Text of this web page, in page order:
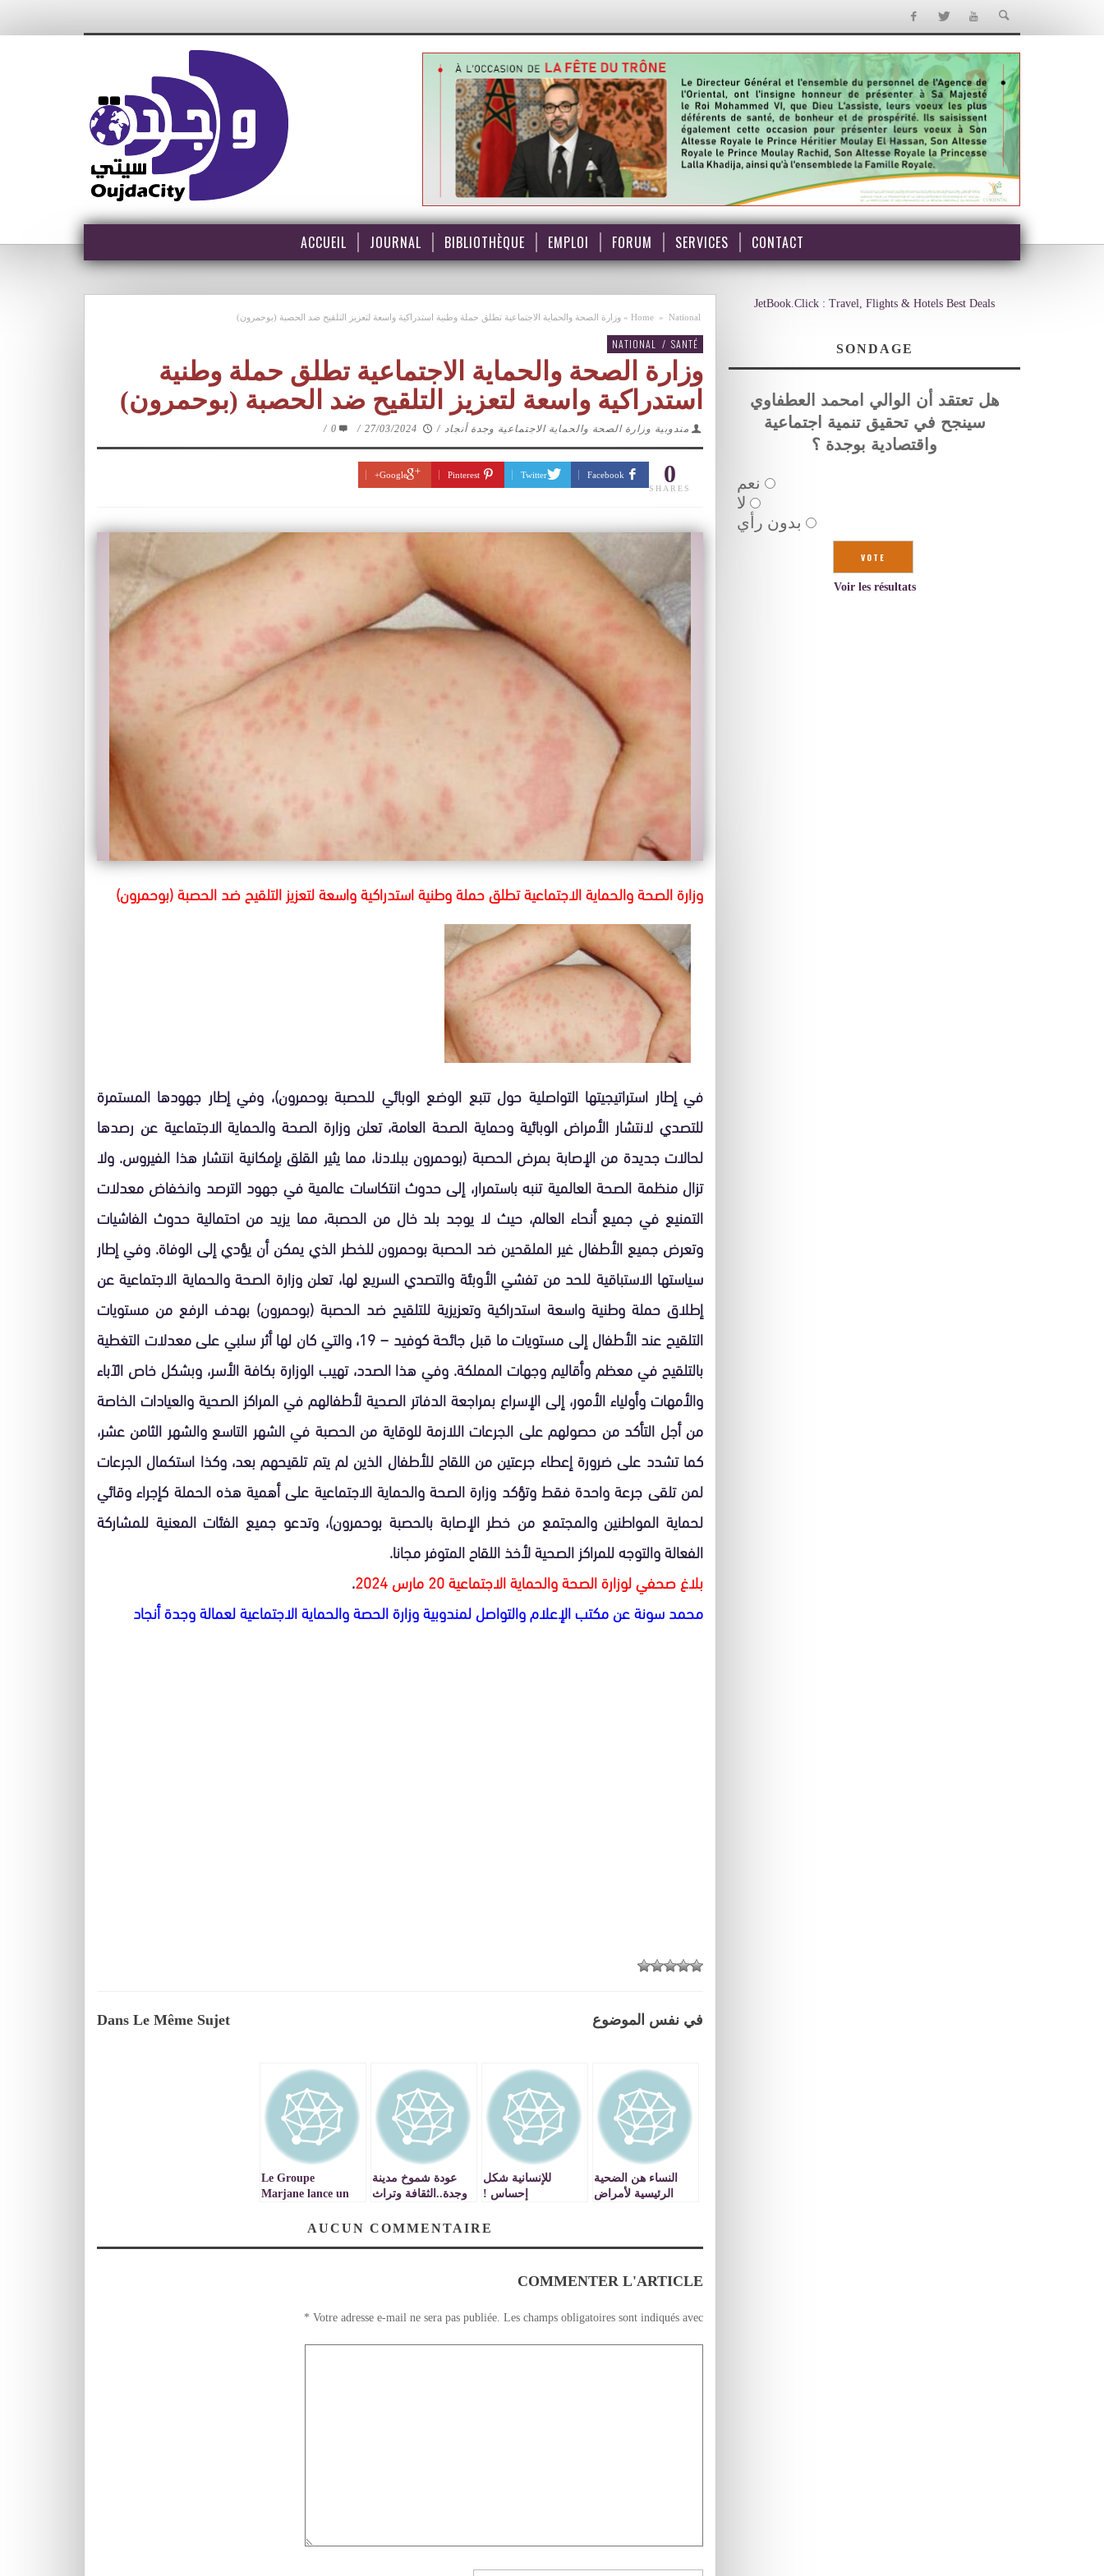
ACCUEIL JOURNAL BIBLIOTHÈQUE EMPLOI FORUM SERVICES CONTACT
Home » National
» وزارة الصحة والحماية الاجتماعية تطلق حملة وطنية استدراكية واسعة لتعزيز التلقيح ضد الحصبة (بوحمرون)
NATIONAL / SANTÉ
وزارة الصحة والحماية الاجتماعية تطلق حملة وطنية
استدراكية واسعة لتعزيز التلقيح ضد الحصبة (بوحمرون)
مندوبية وزارة الصحة والحماية الاجتماعية وجدة أنجاد /
27/03/2024
/
0
/
0
SHARES
Facebook
Twitter
Pinterest
Google+
وزارة الصحة والحماية الاجتماعية تطلق حملة وطنية استدراكية واسعة لتعزيز التلقيح ضد الحصبة (بوحمرون)
في إطار استراتيجيتها التواصلية حول تتبع الوضع الوبائي للحصبة بوحمرون)، وفي إطار جهودها المستمرة
للتصدي لانتشار الأمراض الوبائية وحماية الصحة العامة، تعلن وزارة الصحة والحماية الاجتماعية عن رصدها
لحالات جديدة من الإصابة بمرض الحصبة (بوحمرون ببلادنا، مما يثير القلق بإمكانية انتشار هذا الفيروس. ولا
تزال منظمة الصحة العالمية تنبه باستمرار، إلى حدوث انتكاسات عالمية في جهود الترصد وانخفاض معدلات
التمنيع في جميع أنحاء العالم، حيث لا يوجد بلد خال من الحصبة، مما يزيد من احتمالية حدوث الفاشيات
وتعرض جميع الأطفال غير الملقحين ضد الحصبة بوحمرون للخطر الذي يمكن أن يؤدي إلى الوفاة. وفي إطار
سياستها الاستباقية للحد من تفشي الأوبئة والتصدي السريع لها، تعلن وزارة الصحة والحماية الاجتماعية عن
إطلاق حملة وطنية واسعة استدراكية وتعزيزية للتلقيح ضد الحصبة (بوحمرون) بهدف الرفع من مستويات
التلقيح عند الأطفال إلى مستويات ما قبل جائحة كوفيد – 19، والتي كان لها أثر سلبي على معدلات التغطية
بالتلقيح في معظم وأقاليم وجهات المملكة. وفي هذا الصدد، تهيب الوزارة بكافة الأسر، وبشكل خاص الآباء
والأمهات وأولياء الأمور، إلى الإسراع بمراجعة الدفاتر الصحية لأطفالهم في المراكز الصحية والعيادات الخاصة
من أجل التأكد من حصولهم على الجرعات اللازمة للوقاية من الحصبة في الشهر التاسع والشهر الثامن عشر،
كما تشدد على ضرورة إعطاء جرعتين من اللقاح للأطفال الذين لم يتم تلقيحهم بعد، وكذا استكمال الجرعات
لمن تلقى جرعة واحدة فقط وتؤكد وزارة الصحة والحماية الاجتماعية على أهمية هذه الحملة كإجراء وقائي
لحماية المواطنين والمجتمع من خطر الإصابة بالحصبة بوحمرون)، وتدعو جميع الفئات المعنية للمشاركة
الفعالة والتوجه للمراكز الصحية لأخذ اللقاح المتوفر مجانا.
بلاغ صحفي لوزارة الصحة والحماية الاجتماعية 20 مارس
2024
.
محمد سونة عن مكتب الإعلام والتواصل لمندوبية وزارة الحصة والحماية الاجتماعية لعمالة وجدة أنجاد
Dans Le Même Sujet في نفس الموضوع
النساء هن الضحية
الرئيسية لأمراض
للإنسانية شكل
إحساس !
عودة شموخ مدينة
وجدة..الثقافة وتراث
Le Groupe
Marjane lance un
alternanceAUCUN COMMENTAIRE
COMMENTER L'ARTICLE
Votre adresse e-mail ne sera pas publiée. Les champs obligatoires sont indiqués avec
*
JetBook.Click : Travel, Flights & Hotels Best Deals
SONDAGE
هل تعتقد أن الوالي امحمد العطفاوي
سينجح في تحقيق تنمية اجتماعية
واقتصادية بوجدة ؟
نعم
لا
بدون رأي
Voir les résultats